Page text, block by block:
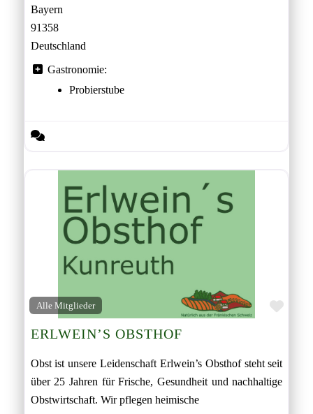
Bayern
91358
Deutschland
Gastronomie:
Probierstube
Alle Mitglieder
ERLWEIN’S OBSTHOF
Obst ist unsere Leidenschaft Erlwein’s Obsthof steht seit
über 25 Jahren für Frische, Gesundheit und nachhaltige
Obstwirtschaft. Wir pflegen heimische